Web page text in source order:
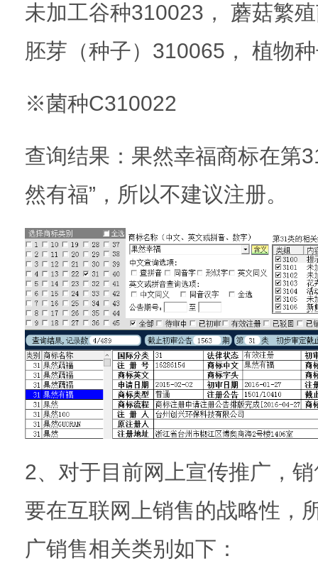
未加工谷种310023， 蘑菇繁
胚芽（种子）310065， 植物
※菌种C310022
查询结果：果然幸福商标在第
然有福”，所以不建议注册。
2、对于目前网上宣传推广，
要在互联网上销售的战略性，
广销售相关类别如下：